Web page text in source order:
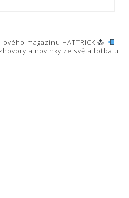
magazínu HATTRICK
a novinky ze světa fotbalu